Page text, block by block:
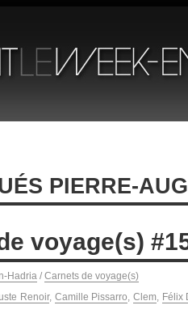
PIERRE-
voyage(s)
Hadria / Carnets de voyage(s)
Renoir, Camille Pissarro,Clem, Félix